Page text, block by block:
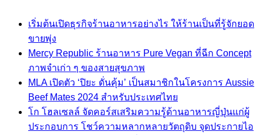
เริ่มต้นเปิดธุรกิจร้านอาหารอย่างไร ให้ร้านเป็นที่รู้จักยอด
ขายพุ่ง
Mercy Republic ร้านอาหาร Pure Vegan ที่ฉีก Concept
ภาพจำเก่า ๆ ของสายสุขภาพ
MLA เปิดตัว ‘ปิยะ ดั่นคุ้ม’ เป็นสมาชิกในโครงการ Aussie
Beef Mates 2024 สำหรับประเทศไทย
โก โฮลเซลล์ จัดคอร์สเสริมความรู้ด้านอาหารญี่ปุ่นแก่ผู้
ประกอบการ โชว์ความหลากหลายวัตถุดิบ จุดประกายไอ